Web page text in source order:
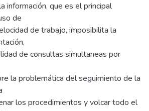
información, que es el principal
de
de trabajo, imposibilita la
de consultas simultaneas por
la problemática del seguimiento de la
los procedimientos y volcar todo el